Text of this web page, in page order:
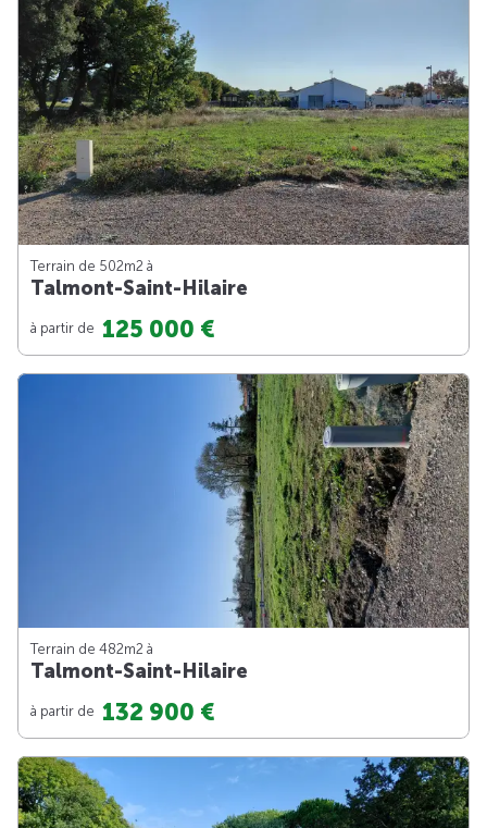
Terrain de 502m2 à
Talmont-Saint-Hilaire
à partir de 125 000 €
Terrain de 482m2 à
Talmont-Saint-Hilaire
à partir de 132 900 €